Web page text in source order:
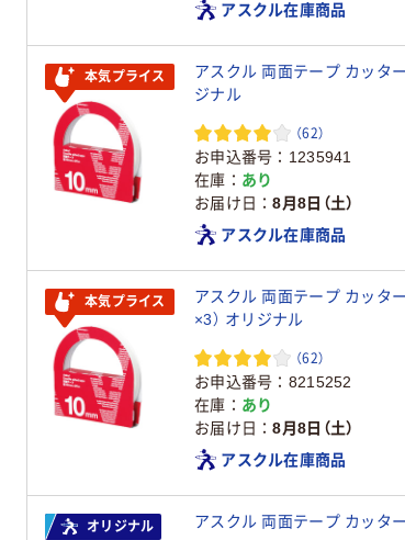
アスクル在庫商品
本気プライス
アスクル 両面テープ カッタ
ジナル
（62）
お申込番号
1235941
在庫
あり
お届け日
8月8日（土）
アスクル在庫商品
本気プライス
アスクル 両面テープ カッタ
×3） オリジナル
（62）
お申込番号
8215252
在庫
あり
お届け日
8月8日（土）
アスクル在庫商品
オリジナル アスクル 両面テープ カッタ